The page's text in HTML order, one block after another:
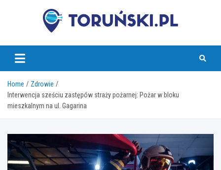
torunski.pl
Home
Zdrowie
Interwencja sześciu zastępów straży pożarnej: Pożar w bloku
mieszkalnym na ul. Gagarina